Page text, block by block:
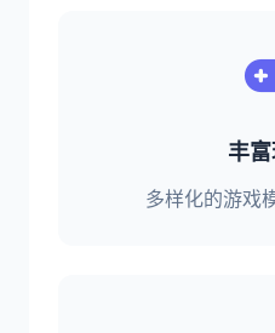
丰
多样化的游戏